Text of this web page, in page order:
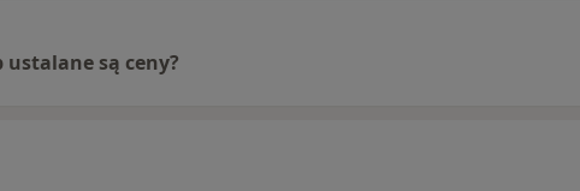
ustalane są ceny?